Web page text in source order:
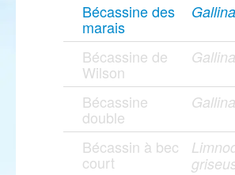
Bécassine des
marais
Bécassine de
Wilson
Bécassine
double
Bécassin à bec
court